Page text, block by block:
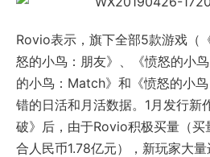
Rovio表示，旗下全部5款游戏（
怒的小鸟：朋友》、《愤怒的小
的小鸟：Match》和《愤怒的小
错的日活和月活数据。1月发行新
破》后，由于Rovio积极买量（
合人民币1.78亿元），新玩家大